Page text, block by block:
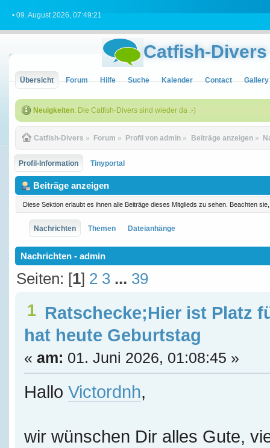
• 09. August 2026, 07:49:21
Catfish-Divers
Übersicht Forum Hilfe Suche Kalender Contact Gallery
Neuigkeiten: Die Catfish-Divers sind wieder da :-)
Catfish-Divers » Forum » Profil von admin » Beiträge anzeigen»
Profil-Information Tinyportal
Beiträge anzeigen
Diese Sektion erlaubt es ihnen alle Beiträge dieses Mitglieds zu sehen. Beachten
Nachrichten Themen Dateianhänge
Nachrichten - admin
Seiten: [1] 2 3 ... 39
1 Ratschecke;Hier ist Platz
hat heute Geburtstag
« am: 01. Juni 2026, 01:08:45 »
Hallo Victordnh,
wir wünschen Dir alles Gute,